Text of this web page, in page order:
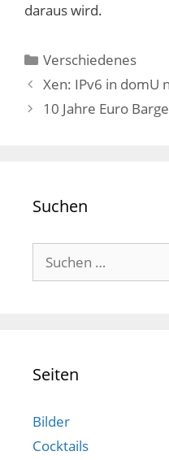
daraus wird.
Kategorien
Verschiedenes
Xen: IPv6 in domU
10 Jahre Euro
Suchen
Suchen
nach:
Seiten
Bilder
Cocktails